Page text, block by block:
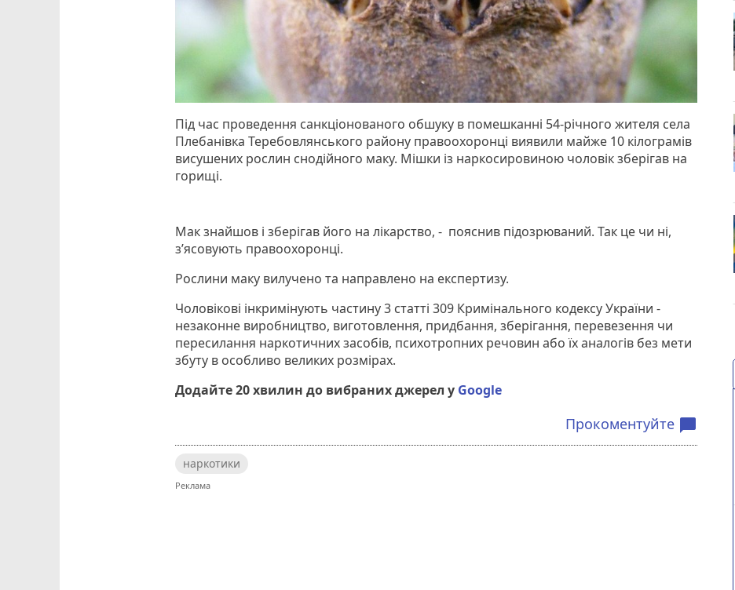
Під час проведення санкціонованого обшуку в помешканні 54-річного жителя села
Плебанівка Теребовлянського району правоохоронці виявили майже 10 кілограмів
висушених рослин снодійного маку. Мішки із наркосировиною чоловік зберігав на
горищі.
Мак знайшов і зберігав його на лікарство, - пояснив підозрюваний. Так це чи ні,
з’ясовують правоохоронці.
Рослини маку вилучено та направлено на експертизу.
Чоловікові інкримінують частину 3 статті 309 Кримінального кодексу України -
незаконне виробництво, виготовлення, придбання, зберігання, перевезення чи
пересилання наркотичних засобів, психотропних речовин або їх аналогів без мети
збуту в особливо великих розмірах.
Додайте 20 хвилин до вибраних джерел у Google
Прокоментуйте chat_bubble
наркотики